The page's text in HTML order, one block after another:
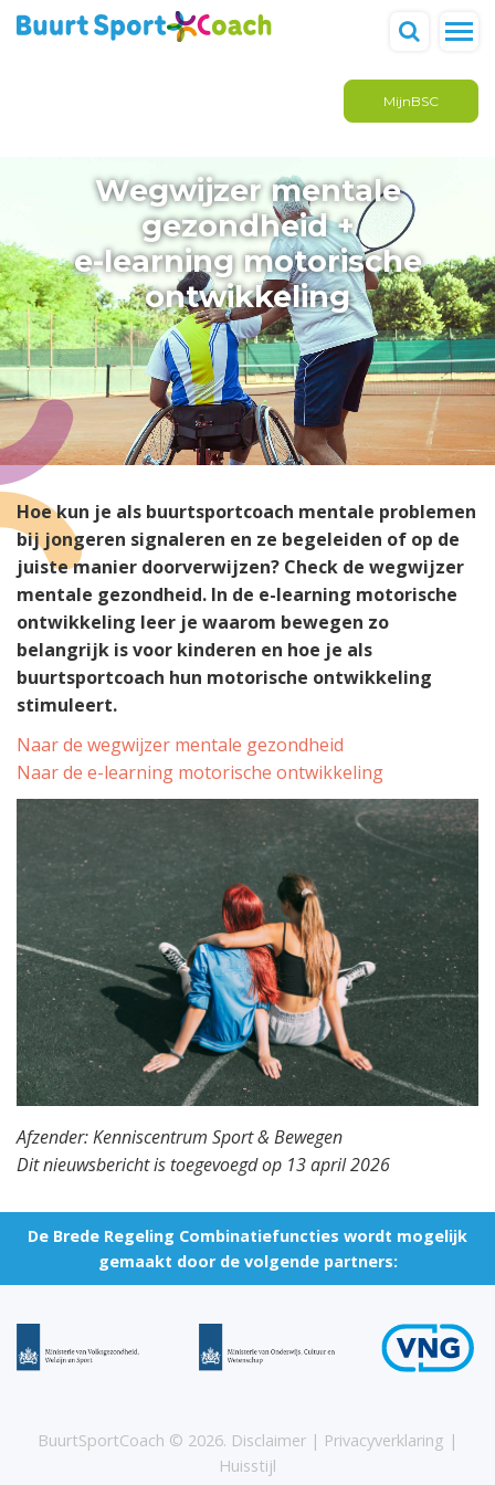
MijnBSC
Wegwijzer mentale
gezondheid +
e-learning motorische
ontwikkeling
Hoe kun je als buurtsportcoach mentale problemen
bij jongeren signaleren en ze begeleiden of op de
juiste manier doorverwijzen? Check de wegwijzer
mentale gezondheid. In de e-learning motorische
ontwikkeling leer je waarom bewegen zo
belangrijk is voor kinderen en hoe je als
buurtsportcoach hun motorische ontwikkeling
stimuleert.
Naar de wegwijzer mentale gezondheid
Naar de e-learning motorische ontwikkeling
Afzender: Kenniscentrum Sport & Bewegen
Dit nieuwsbericht is toegevoegd op 13 april 2026
De Brede Regeling Combinatiefuncties wordt mogelijk
gemaakt door de volgende partners:
BuurtSportCoach © 2026. Disclaimer | Privacyverklaring |
Huisstijl